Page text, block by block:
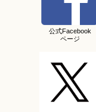
公式Facebook
ページ